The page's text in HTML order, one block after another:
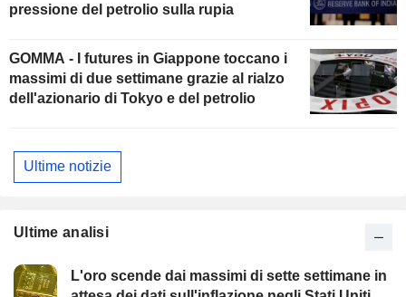
pressione del petrolio sulla rupia
GOMMA - I futures in Giappone toccano i
massimi di due settimane grazie al rialzo
dell'azionario di Tokyo e del petrolio
Ultime notizie
Ultime analisi
L'oro scende dai massimi di sette settimane in